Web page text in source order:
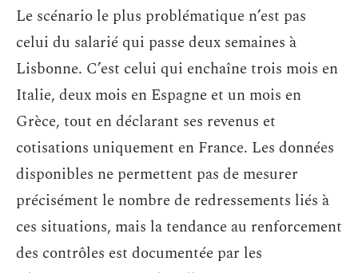
Le scénario le plus problématique n’est pas
celui du salarié qui passe deux semaines à
Lisbonne. C’est celui qui enchaîne trois mois en
Italie, deux mois en Espagne et un mois en
Grèce, tout en déclarant ses revenus et
cotisations uniquement en France. Les données
disponibles ne permettent pas de mesurer
précisément le nombre de redressements liés à
ces situations, mais la tendance au renforcement
des contrôles est documentée par les